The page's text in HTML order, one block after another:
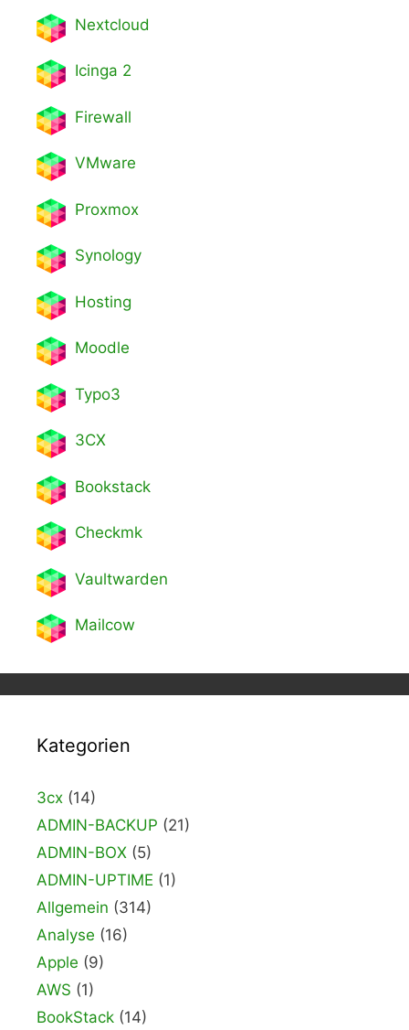
Nextcloud
Icinga 2
Firewall
VMware
Proxmox
Synology
Hosting
Moodle
Typo3
3CX
Bookstack
Checkmk
Vaultwarden
Mailcow
Kategorien
3cx (14)
ADMIN-BACKUP (21)
ADMIN-BOX (5)
ADMIN-UPTIME (1)
Allgemein (314)
Analyse (16)
Apple (9)
AWS (1)
BookStack (14)